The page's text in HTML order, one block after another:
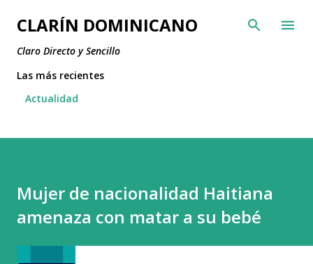
Ir al contenido principal
CLARÍN DOMINICANO
Claro Directo y Sencillo
Las más recientes
Actualidad
Mujer de nacionalidad Haitiana
amenaza con matar a su bebé